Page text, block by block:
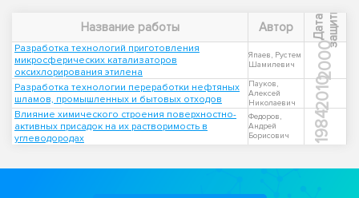
Название работы Автор Д
а
т
а
з
а
щ
и
т ы
Разработка технологий приготовления
микросферических катализаторов
оксихлорирования этилена
Япаев, Рустем
Шамилевич
2000
Разработка технологии переработки нефтяных
шламов, промышленных и бытовых отходов
Пауков,
Алексей
Николаевич
2010
Влияние химического строения поверхностно-
активных присадок на их растворимость в
углеводородах
Федоров,
Андрей
Борисович
1984